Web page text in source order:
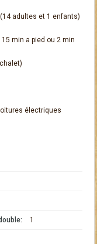
adultes et 1 enfants)
min a pied ou 2 min
électriques
1